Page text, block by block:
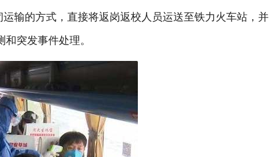
输的方式，直接将返岗返校人员运送至铁力火车站，并
突发事件处理。